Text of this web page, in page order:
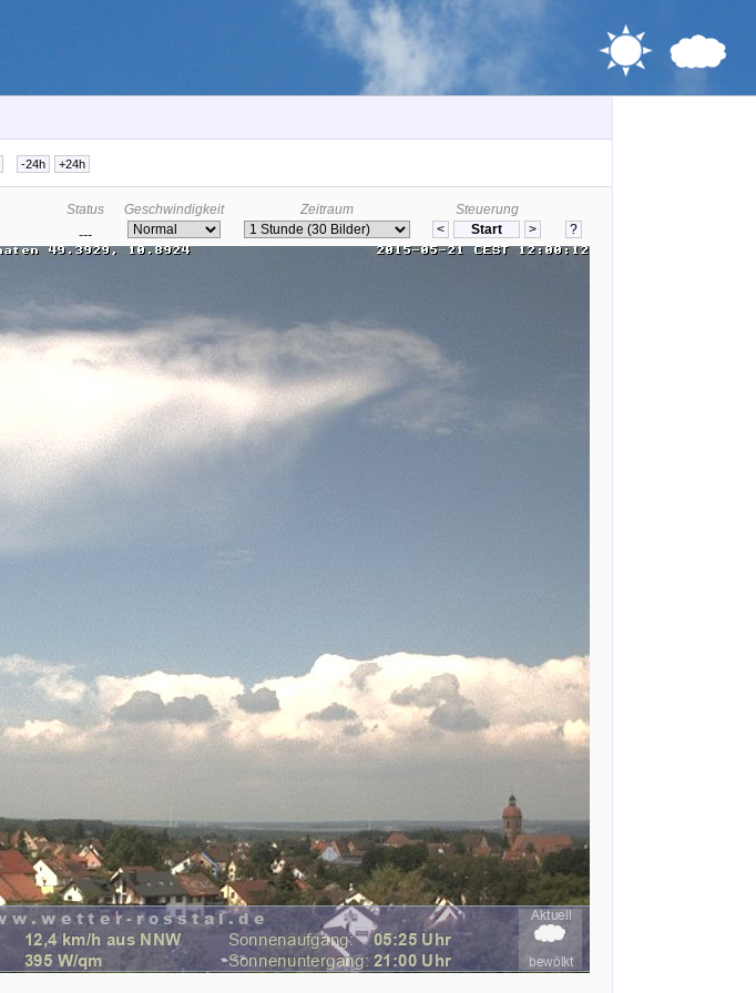
Steuerung
Zeitraum
Geschwindigkeit
Status
---